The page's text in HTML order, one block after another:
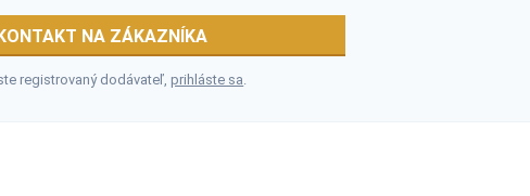
NA ZÁKAZNÍKA
registrovaný dodávateľ,prihláste sa